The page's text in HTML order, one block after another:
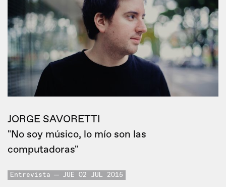
JORGE SAVORETTI
"No soy músico, lo mío son las
computadoras"
Entrevista JUE 02 JUL 2015